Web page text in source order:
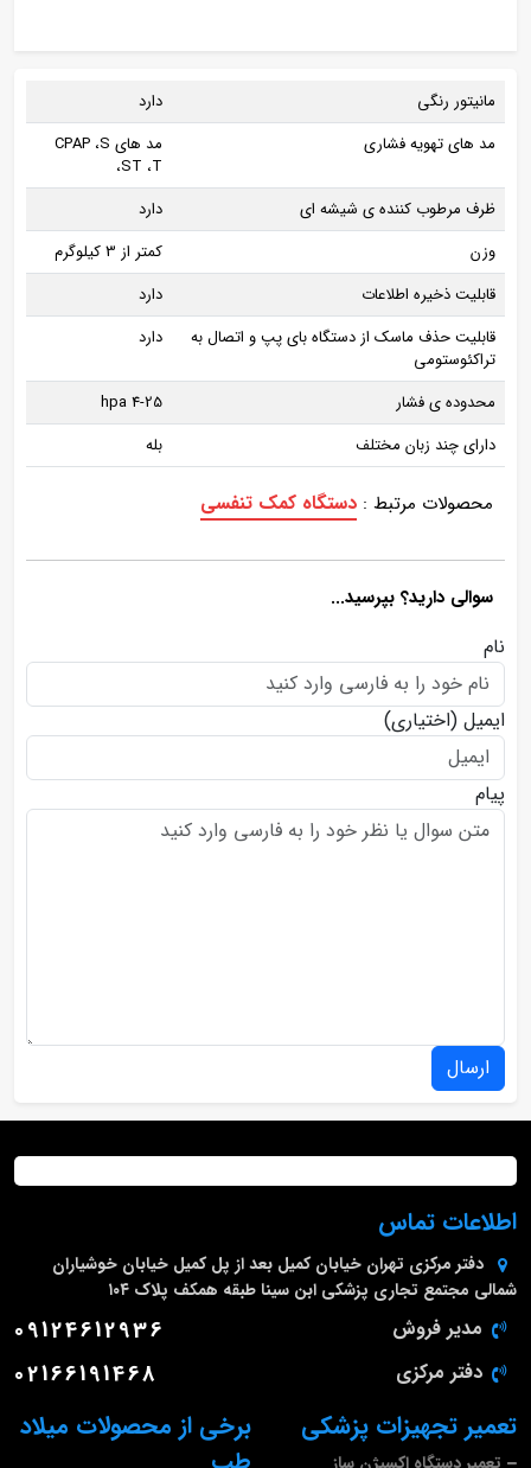
مانیتور رنگی
دارد
مد های تهویه فشاری
مد های CPAP ،S
،ST ،T
ظرف مرطوب کننده ی شیشه ای
دارد
وزن
کمتر از 3 کیلوگرم
قابلیت ذخیره اطلاعات
دارد
قابلیت حذف ماسک از دستگاه بای پپ و اتصال به
تراکئوستومی
دارد
محدوده ی فشار
4-25 hpa
دارای چند زبان مختلف
بله
محصولات مرتبط : دستگاه کمک تنفسی
سوالی دارید؟ بپرسید...
نام
ایمیل (اختیاری)
پیام
ارسال
برخی از محصولات میلاد
تعمیر تجهیزات پزشکی
اطلاعات تماس
دفتر مرکزی تهران خیابان کمیل بعد از پل کمیل خیابان خوشیاران
شمالی مجتمع تجاری پزشکی ابن سینا طبقه همکف پلاک ۱۰۴
مدیر فروش 09124612936
دفتر مرکزی 02166191468